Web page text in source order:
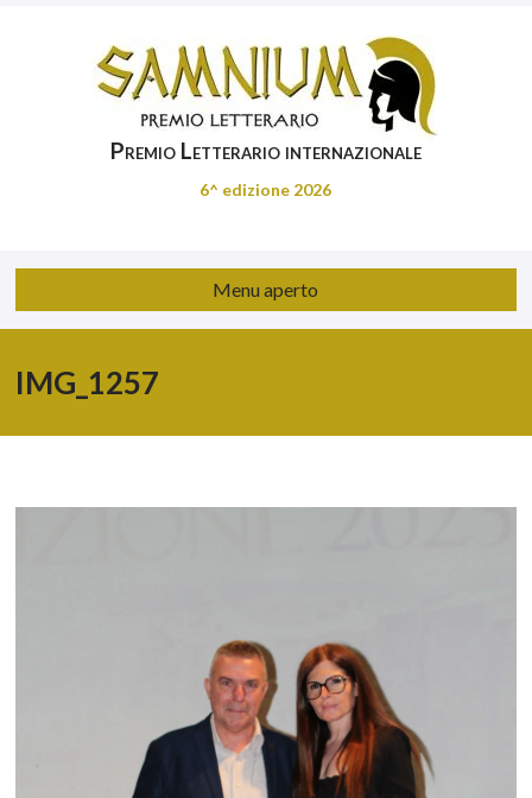
Premio Letterario internazionale
6^ edizione 2026
Menu aperto
IMG_1257